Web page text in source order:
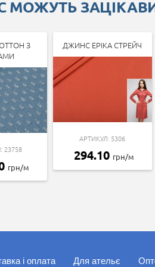
МОЖУТЬ
З
23758
грн/м
ДЖИНС ЕРІКА СТРЕЙЧ
АРТИКУЛ: 5306
294.10 грн/м
і оплата Для ательє